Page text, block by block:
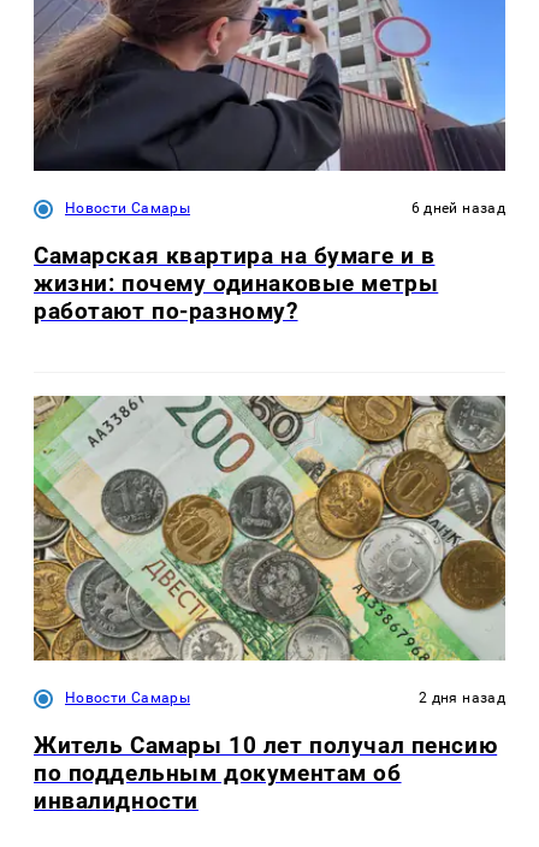
Новости Самары 6 дней назад
Самарская квартира на бумаге и в
жизни: почему одинаковые метры
работают по-разному?
Новости Самары 2 дня назад
Житель Самары 10 лет получал пенсию
по поддельным документам об
инвалидности